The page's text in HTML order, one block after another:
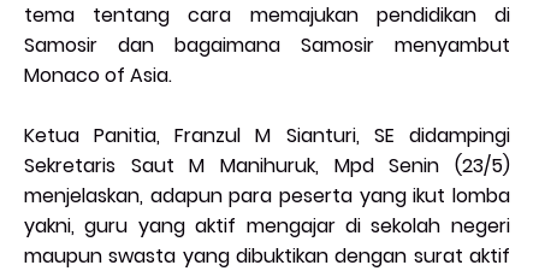
tema tentang cara memajukan pendidikan di
Samosir dan bagaimana Samosir menyambut
Monaco of Asia.
Ketua Panitia, Franzul M Sianturi, SE didampingi
Sekretaris Saut M Manihuruk, Mpd Senin (23/5)
menjelaskan, adapun para peserta yang ikut lomba
yakni, guru yang aktif mengajar di sekolah negeri
maupun swasta yang dibuktikan dengan surat aktif